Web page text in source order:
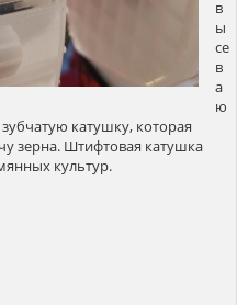
в
ы
се
в
а
ю
катушку, которая
зерна. Штифтовая катушка
культур.